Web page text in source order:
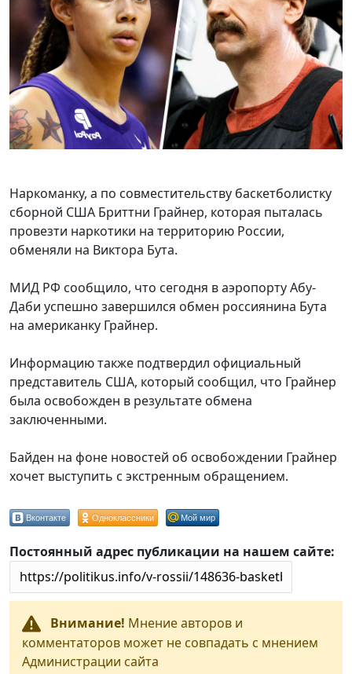
Наркоманку, а по совместительству баскетболистку
сборной США Бриттни Грайнер, которая пыталась
провезти наркотики на территорию России,
обменяли на Виктора Бута.
МИД РФ сообщило, что сегодня в аэропорту Абу-
Даби успешно завершился обмен россиянина Бута
на американку Грайнер.
Информацию также подтвердил официальный
представитель США, который сообщил, что Грайнер
была освобожден в результате обмена
заключенными.
Байден на фоне новостей об освобождении Грайнер
хочет выступить с экстренным обращением.
Вконтакте Одноклассники Мой мир
Постоянный адрес публикации на нашем сайте:
Внимание! Мнение авторов и
комментаторов может не совпадать с мнением
Администрации сайта